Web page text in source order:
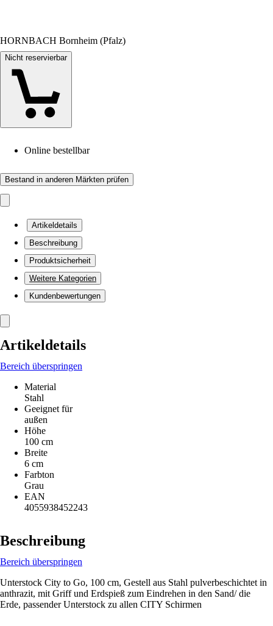
HORNBACH Bornheim (Pfalz)
Nicht reservierbar
Online bestellbar
Bestand in anderen Märkten prüfen
Artikeldetails
Beschreibung
Produktsicherheit
Weitere Kategorien
Kundenbewertungen
Artikeldetails
Bereich überspringen
Material
Stahl
Geeignet für
außen
Höhe
100 cm
Breite
6 cm
Farbton
Grau
EAN
4055938452243
Beschreibung
Bereich überspringen
Unterstock City to Go, 100 cm, Gestell aus Stahl pulverbeschichtet in
anthrazit, mit Griff und Erdspieß zum Eindrehen in den Sand/ die
Erde, passender Unterstock zu allen CITY Schirmen